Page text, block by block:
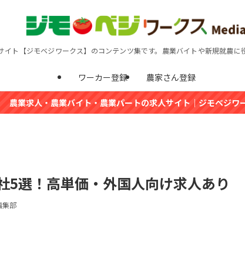
ト【ジモベジワークス】のコンテンツ集です。農業バイトや新規就農に
ワーカー登録 農家さん登録
農業求人・農業バイト・農業パートの求人サイト｜ジモベジワ
5選！高単価・外国人向け求人あり
集部